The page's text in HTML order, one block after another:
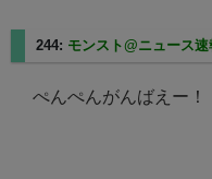
244: モンスト@ニュース速
ぺんぺんがんばえー！